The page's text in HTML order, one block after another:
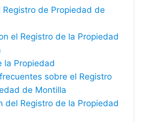
Registro de Propiedad de
el Registro de la Propiedad
la Propiedad
sobre el Registro
de Montilla
del Registro de la Propiedad